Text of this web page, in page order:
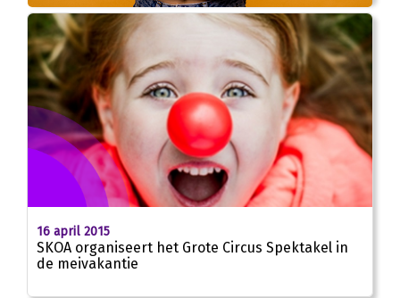
16 april 2015
SKOA organiseert het Grote Circus Spektakel in
de meivakantie